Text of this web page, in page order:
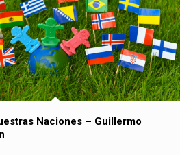
Naciones – Guillermo